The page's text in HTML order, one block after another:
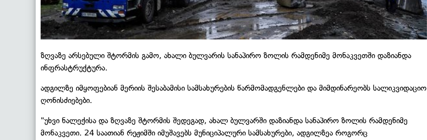
ზღვაზე არსებული შტორმის გამო, ახალი ბულვარის სანაპირო ზოლის რამდენიმე მონაკვეთში დაზიანდა
ინფრასტრუქტურა.
ადგილზე იმყოფებიან მერიის შესაბამისი სამსახურების წარმომადგენლები და მიმდინარეობს სალიკვიდაციო
ღონისძიებები.
"უხვი ნალექისა და ზღვაზე შტორმის შედეგად, ახალ ბულვარში დაზიანდა სანაპირო ზოლის რამდენიმე
მონაკვეთი. 24 საათიან რეჟიმში იმუშავებს მუნიციპალური სამსახურები, ადგილზეა როგორც